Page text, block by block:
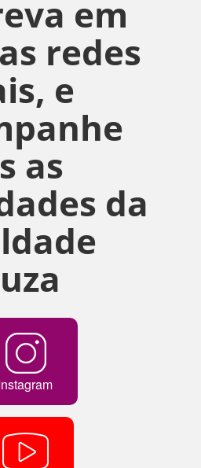
em
redes
e
as
da